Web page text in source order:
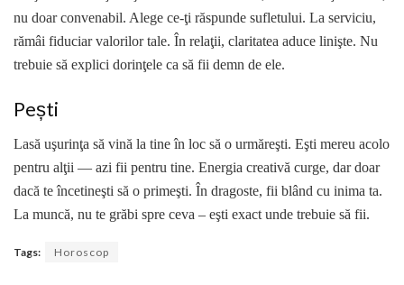
nu doar convenabil. Alege ce-ţi răspunde sufletului. La serviciu,
rămâi fiduciar valori­lor tale. În relaţii, claritatea aduce linişte. Nu
trebuie să explici dorinţele ca să fii demn de ele.
Pești
Lasă uşurinţa să vină la tine în loc să o urmăreşti. Eşti mereu acolo
pentru alţii — azi fii pentru tine. Energia creativă curge, dar doar
dacă te încetineşti să o primeşti. În dragoste, fii blând cu inima ta.
La muncă, nu te grăbi spre ceva – eşti exact unde trebuie să fii.
Tags: Horoscop